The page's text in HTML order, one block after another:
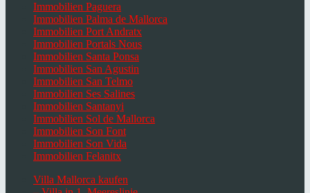
Immobilien Paguera
Immobilien Palma de Mallorca
Immobilien Port Andratx
Immobilien Portals Nous
Immobilien Santa Ponsa
Immobilien San Agustin
Immobilien San Telmo
Immobilien Ses Salines
Immobilien Santanyi
Immobilien Sol de Mallorca
Immobilien Son Font
Immobilien Son Vida
Immobilien Felanitx
Villa Mallorca kaufen